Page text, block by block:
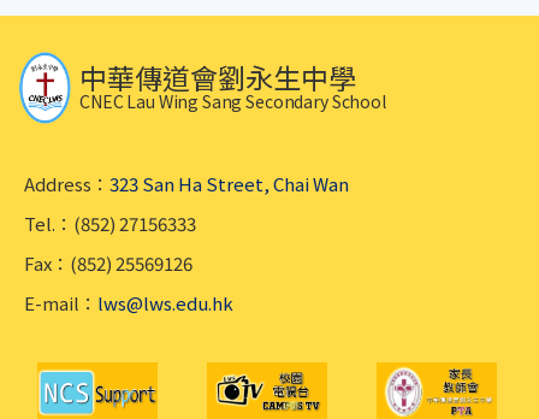
中華傳道會劉永生中學
CNEC Lau Wing Sang Secondary School
Address： 323 San Ha Street, Chai Wan
Tel.：(852) 27156333
Fax：(852) 25569126
E-mail： lws@lws.edu.hk